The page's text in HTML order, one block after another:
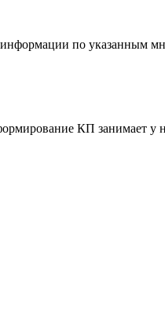
по указанным
КП занимает у